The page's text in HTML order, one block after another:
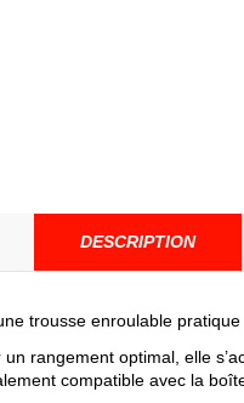
DESCRIPTION
une trousse enroulable
rangement optimal, elle
compatible avec la